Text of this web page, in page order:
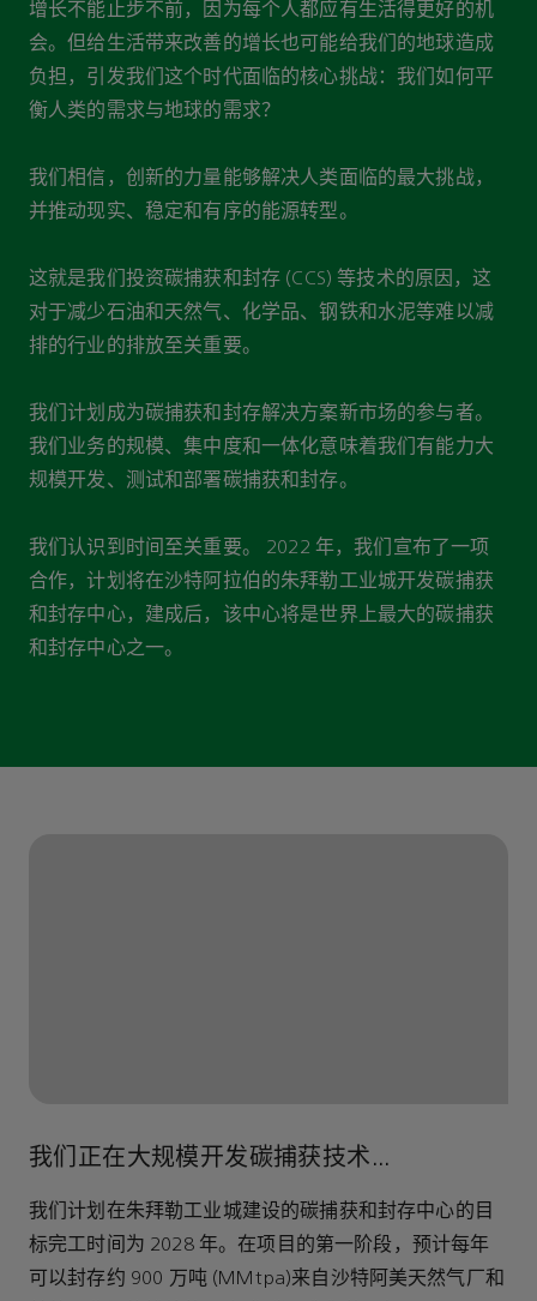
增长不能止步不前，因为每个人都应有生活得更好的机
会。但给生活带来改善的增长也可能给我们的地球造成
负担，引发我们这个时代面临的核心挑战：我们如何平
衡人类的需求与地球的需求？
我们相信，创新的力量能够解决人类面临的最大挑战，
并推动现实、稳定和有序的能源转型。
这就是我们投资碳捕获和封存 (CCS) 等技术的原因，这
对于减少石油和天然气、化学品、钢铁和水泥等难以减
排的行业的排放至关重要。
我们计划成为碳捕获和封存解决方案新市场的参与者。
我们业务的规模、集中度和一体化意味着我们有能力大
规模开发、测试和部署碳捕获和封存。
我们认识到时间至关重要。 2022 年，我们宣布了一项
合作，计划将在沙特阿拉伯的朱拜勒工业城开发碳捕获
和封存中心，建成后，该中心将是世界上最大的碳捕获
和封存中心之一。
我们正在大规模开发碳捕获技术...
我们计划在朱拜勒工业城建设的碳捕获和封存中心的目
标完工时间为 2028 年。在项目的第一阶段，预计每年
可以封存约 900 万吨 (MMtpa)来自沙特阿美天然气厂和